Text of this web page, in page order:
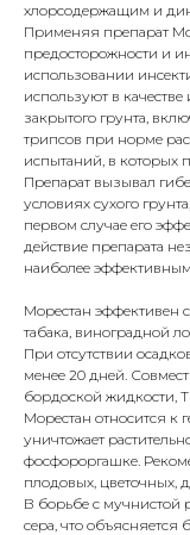
хлорсодержащим и
Применяя препарат
предосторожности и
использовании
используют в
закрытого грунта,
трипсов при норме
испытаний, в которых
Препарат вызывал
условиях сухого
первом случае его
действие препарата
наиболее
Морестан эффективен
табака, виноградной
При отсутствии
менее 20 дней.
бордоской жидкости,
Морестан относится
уничтожает
фосфороргашке.
плодовых, цветочных,
В борьбе с мучнистой
сера, что объясняется